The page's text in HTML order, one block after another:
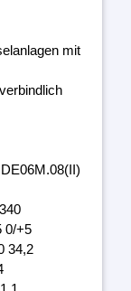
mit
0/+5
34,2